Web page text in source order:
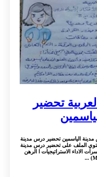
تحضير
مدينة الياسمين تحضير درس مدينة
الملف على تحضير درس مدينة
الاداء الاستراتيجيات ا الرهن